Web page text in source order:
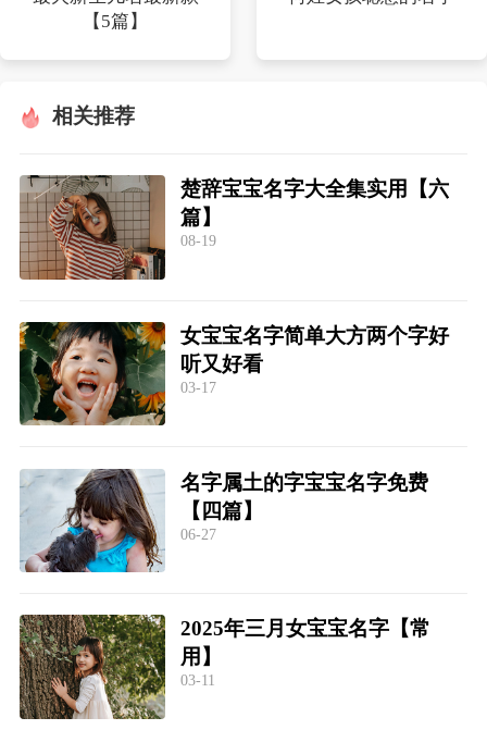
【5篇】
相关推荐
楚辞宝宝名字大全集实用【六
篇】
08-19
女宝宝名字简单大方两个字好
听又好看
03-17
名字属土的字宝宝名字免费
【四篇】
06-27
2025年三月女宝宝名字【常
用】
03-11